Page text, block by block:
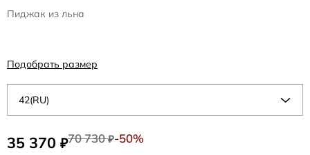
Пиджак из льна
35 370 ₽70 730₽-50%
42(RU)
Подобрать размер